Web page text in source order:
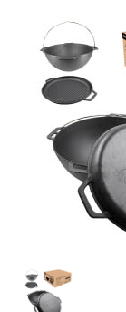
Warenkorb
Versand
Zahlungsarten
Kontakt